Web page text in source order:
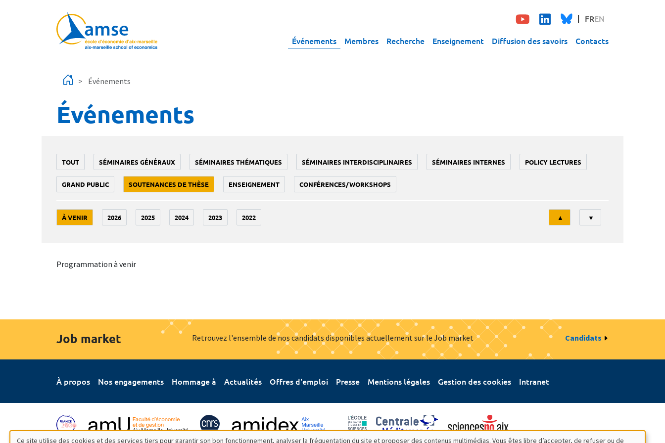
FREN
Événements Membres Recherche Enseignement Diffusion des savoirs Contacts
Événements
Événements
TOUT SÉMINAIRES GÉNÉRAUX SÉMINAIRES THÉMATIQUES SÉMINAIRES INTERDISCIPLINAIRES SÉMINAIRES INTERNES POLICY LECTURES
GRAND PUBLIC SOUTENANCES DE THÈSE ENSEIGNEMENT CONFÉRENCES/WORKSHOPS
À VENIR 2026 2025 2024 2023 2022
Tri
▲ ▼
Programmation à venir
Job market Retrouvez l'ensemble de nos candidats disponibles actuellement sur le Job market Candidats
À propos Nos engagements Hommage à Actualités Offres d'emploi Presse Mentions légales Gestion des cookies Intranet
Ce site utilise des cookies et des services tiers pour garantir son bon fonctionnement, analyser la fréquentation du site et proposer des contenus multimédias. Vous êtes libre d’accepter, de refuser ou de